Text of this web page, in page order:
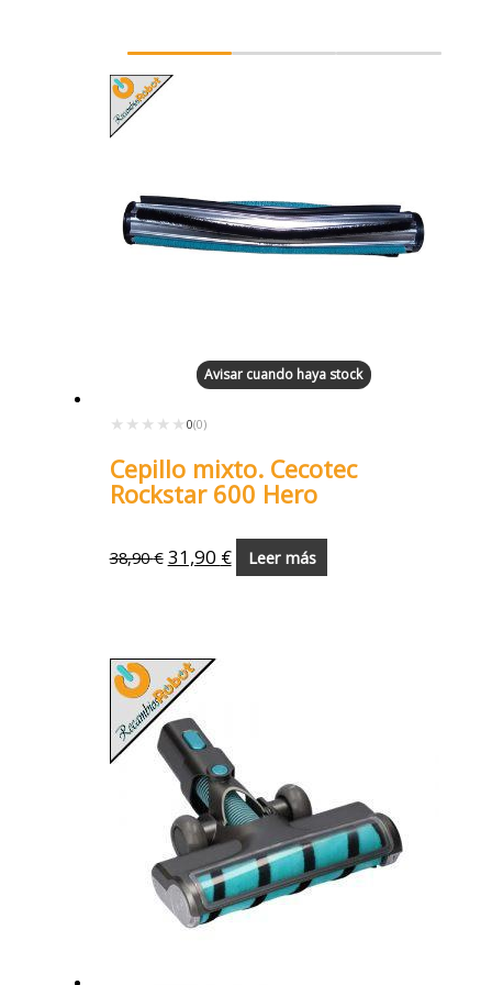
Avisar cuando haya stock
★★★★★
★★★★★ 0(0)
Cepillo mixto. Cecotec
Rockstar 600 Hero
38,90€ 31,90 € Leer más